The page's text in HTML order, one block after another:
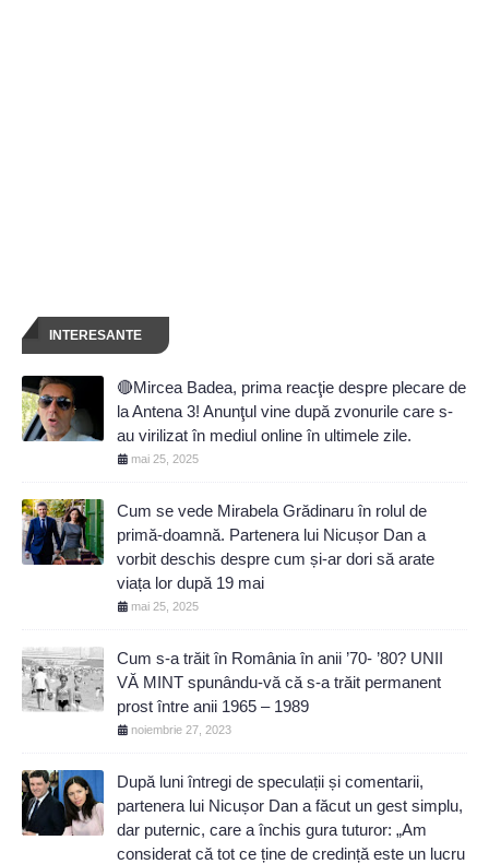
INTERESANTE
🔴Mircea Badea, prima reacţie despre plecare de
la Antena 3! Anunţul vine după zvonurile care s-
au virilizat în mediul online în ultimele zile.
mai 25, 2025
Cum se vede Mirabela Grădinaru în rolul de
primă-doamnă. Partenera lui Nicușor Dan a
vorbit deschis despre cum și-ar dori să arate
viața lor după 19 mai
mai 25, 2025
Cum s-a trăit în România în anii ’70- ’80? UNII
VĂ MINT spunându-vă că s-a trăit permanent
prost între anii 1965 – 1989
noiembrie 27, 2023
După luni întregi de speculații și comentarii,
partenera lui Nicușor Dan a făcut un gest simplu,
dar puternic, care a închis gura tuturor: „Am
considerat că tot ce ține de credință este un lucru